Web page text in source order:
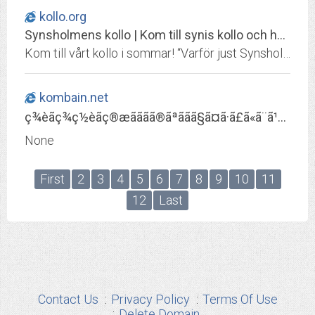
kollo.org
Synsholmens kollo | Kom till synis kollo och ha kul i sommar om du är 7-13 år och vill åka på det galnaste, roligaste och BÄSTA kollot!
kombain.net
ç¾èãç¾ç½èãç®æãããã®ãªããã§ã¤ã·ã£ã«ã¨ã¹ãããå§ã
None
First 2 3 4 5 6 7 8 9 10
11
12
Last
Contact Us Privacy Policy
Terms Of Use